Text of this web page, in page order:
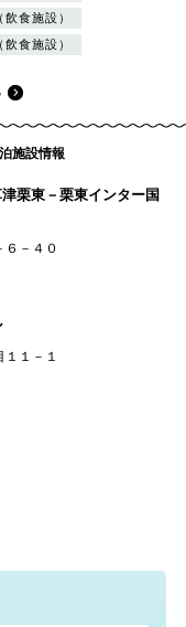
食施設）
食施設）
施設情報
栗東－栗東インター国
－４０
１－１